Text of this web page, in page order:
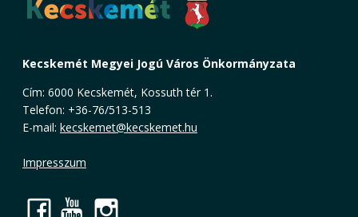
Kecskemét Megyei Jogú Város Önkormányzata
Cím: 6000 Kecskemét, Kossuth tér 1.
Telefon: +36-76/513-513
E-mail: kecskemet@kecskemet.hu
Impresszum